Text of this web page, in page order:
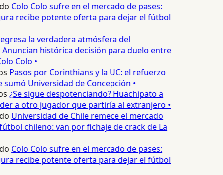
Colo Colo sufre en el mercado de pases:
recibe potente oferta para dejar el fútbol
la verdadera atmósfera del
histórica decisión para duelo entre
Colo •
Pasos por Corinthians y la UC: el refuerzo
Universidad de Concepción •
¿Se sigue despotenciando? Huachipato a
a otro jugador que partiría al extranjero •
Universidad de Chile remece el mercado
chileno: van por fichaje de crack de La
Colo Colo sufre en el mercado de pases:
recibe potente oferta para dejar el fútbol